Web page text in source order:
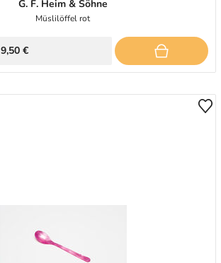
G. F. Heim & Söhne
Müslilöffel rot
9,50 €